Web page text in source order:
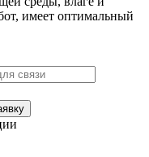
имеет оптимальный